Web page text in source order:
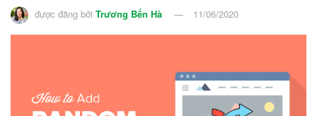
được đăng bởi Trương Bến Hà 11/06/2020